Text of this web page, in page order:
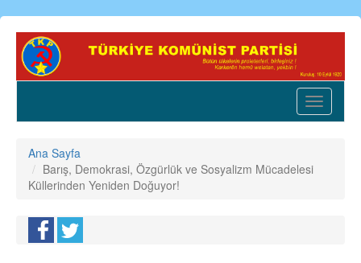
Ana
içeriğe
Toggle
Ana Sayfa
Barış, Demokrasi, Özgürlük ve Sosyalizm Mücadelesi
Küllerinden Yeniden Doğuyor!